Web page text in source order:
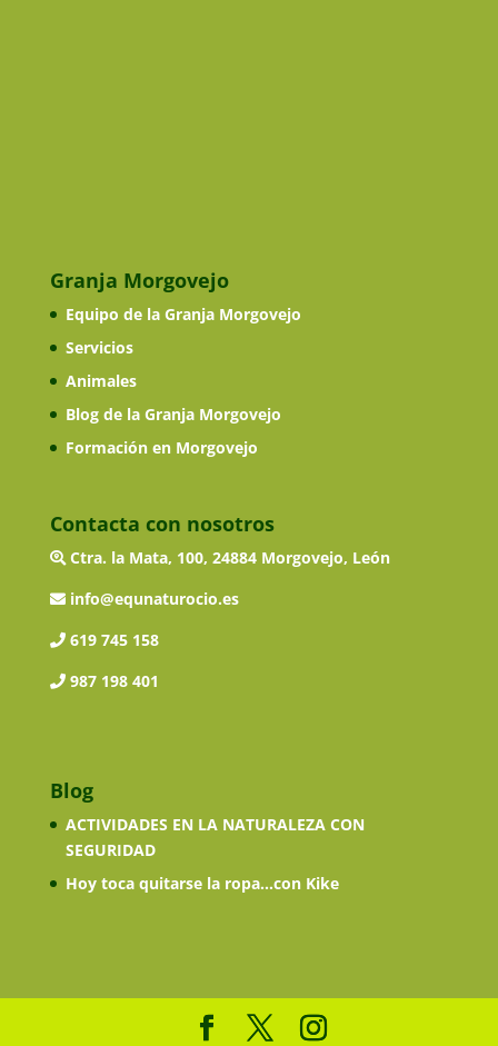
Granja Morgovejo
Equipo de la Granja Morgovejo
Servicios
Animales
Blog de la Granja Morgovejo
Formación en Morgovejo
Contacta con nosotros
Ctra. la Mata, 100, 24884 Morgovejo, León
info@equnaturocio.es
619 745 158
987 198 401
Blog
ACTIVIDADES EN LA NATURALEZA CON
SEGURIDAD
Hoy toca quitarse la ropa…con Kike